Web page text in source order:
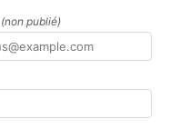
(non publié)